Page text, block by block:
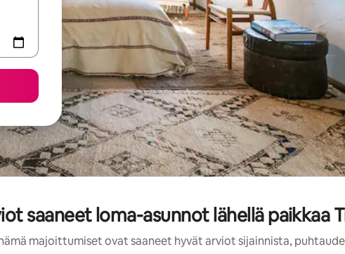
saaneet loma-asunnot lähellä paikkaa
majoittumiset ovat saaneet hyvät arviot sijainnista,